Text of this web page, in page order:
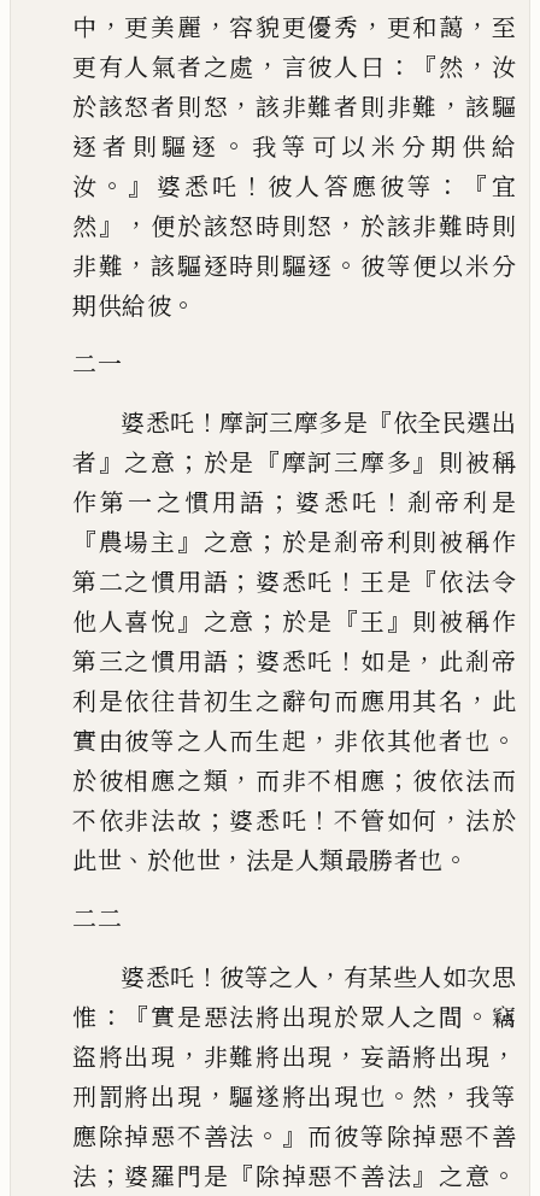
中 ， 更美麗 ， 容貌更優秀 ， 更和藹 ， 至
更有人氣者之處 ， 言彼人曰 ：『然 ， 汝
於該怒者則怒 ，該非難者則非難 ， 該驅
逐者則驅逐 。 我等可以米分期供給
汝 。』 婆悉吒 ！ 彼人答應彼等 ：『 宜
然』， 便於該怒時則怒 ， 於該非難時則
非難 ，該驅逐時則驅逐 。 彼等便以米分
期供給彼 。
二一
婆悉吒 ！ 摩訶三摩多是 『依全民選出
者』 之意 ； 於是 『摩訶三摩多』 則被稱
作第一之慣用語 ； 婆悉吒 ！ 剎帝利是
『農場主』 之意 ； 於是剎帝利則被稱作
第二之慣用語 ； 婆悉吒 ！ 王是 『依法令
他人喜悅』 之意 ； 於是 『王』 則被稱作
第三之慣用語 ； 婆悉吒 ！ 如是 ， 此剎帝
利是依往昔初生之辭句而應用其名 ， 此
實由彼等之人而生起 ， 非依其他者也 。
於彼相應之類 ， 而非不相應 ； 彼依法而
不依非法故 ； 婆悉吒 ！不管如何 ， 法於
此世 、 於他世 ， 法是人類最勝者也 。
二二
婆悉吒 ！ 彼等之人 ， 有某些人如次思
惟 ：『實是惡法將出現於眾人之間 。 竊
盜將出現 ， 非難將出現 ， 妄語將出現 ，
刑罰將出現 ，驅遂將出現也 。 然 ， 我等
應除掉惡不善法 。』 而彼等除掉惡不善
法 ； 婆羅門是 『除掉惡不善法』 之意 。